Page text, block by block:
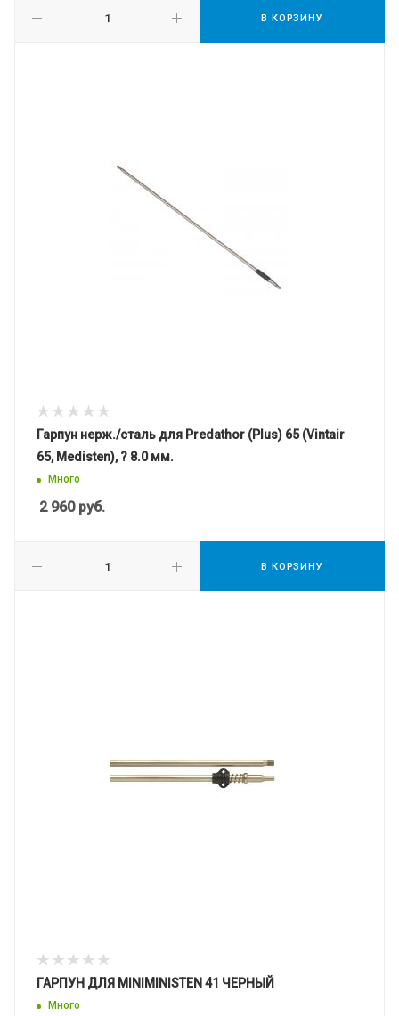
В КОРЗИНУ
Гарпун нерж./сталь для Predathor (Plus) 65 (Vintair
65, Medisten), ? 8.0 мм.
Много
2 960руб.
В КОРЗИНУ
ГАРПУН ДЛЯ MINIMINISTEN 41 ЧЕРНЫЙ
Много